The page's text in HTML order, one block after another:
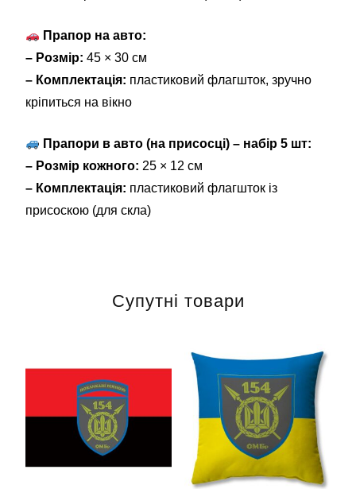
Прапор на авто:
– Розмір: 45 × 30 см
– Комплектація: пластиковий флагшток, зручно
кріпиться на вікно
Прапори в авто (на присосці) – набір 5 шт:
– Розмір кожного: 25 × 12 см
– Комплектація: пластиковий флагшток із
присоскою (для скла)
Супутні товари